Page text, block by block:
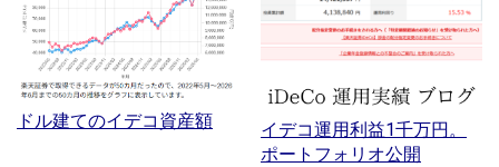
ドル建てのイデコ資産額
イデコ運用利益1千万円。
ポートフォリオ公開